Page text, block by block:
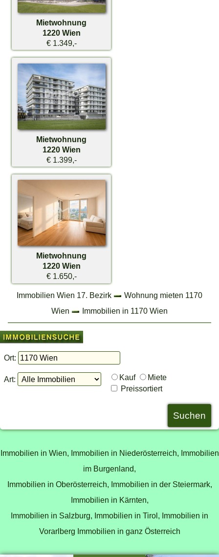
Mietwohnung
1220 Wien
€ 1.349,-
Mietwohnung
1220 Wien
€ 1.399,-
Mietwohnung
1220 Wien
€ 1.650,-
Immobilien Wien 17. Bezirk
Wohnung mieten 1170
Wien
Immobilien in 1170 Wien
Ort:
Art: Kauf
Miete
Preissortiert
Immobilien in Wien, Immobilien in Niederösterreich, Immobilien
im Burgenland,
Immobilien in Oberösterreich, Immobilien in der Steiermark,
Immobilien in Kärnten,
Immobilien in Salzburg, Immobilien in Tirol, Immobilien in
Vorarlberg Immobilien in ganz Österreich